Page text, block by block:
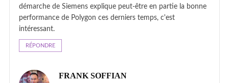
démarche de Siemens explique peut-être en partie la bonne
performance de Polygon ces derniers temps, c'est
intéressant.
RÉPONDRE
FRANK SOFFIAN